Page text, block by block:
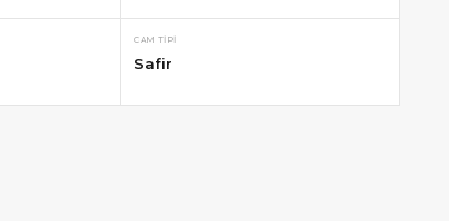
CAM TIPI
Safir